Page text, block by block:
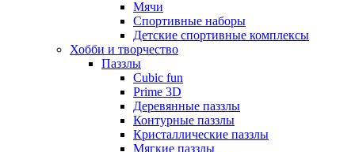
Мячи
Спортивные наборы
Детские спортивные комплексы
Хобби и творчество
Паззлы
Cubic fun
Prime 3D
Деревянные паззлы
Контурные паззлы
Кристаллические паззлы
Мягкие паззлы